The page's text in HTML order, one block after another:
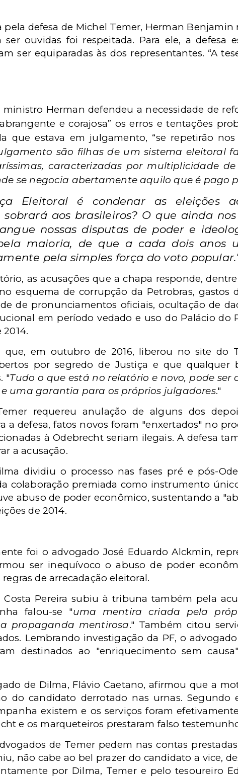
defesa de Michel Temer, Herman Benjamin
ouvidas foi respeitada. Para ele, a defesa
ser equiparadas às dos representantes. “A
Herman defendeu a necessidade de
e corajosa” os erros e tentações
que estava em julgamento, “se repetirão nos
são filhas de um sistema eleitoral
caracterizadas por multiplicidade
se negocia abertamente aquilo que é pago
Eleitoral é condenar as eleições
sobrará aos brasileiros? O que ainda
nossas disputas de poder e
maioria, de que a cada dois anos
pela simples força do voto
as acusações que a chapa responde,
esquema de corrupção da Petrobras, gastos
de pronunciamentos oficiais, ocultação de
em período vedado e uso do Palácio do
em outubro de 2016, liberou no site do
por segredo de Justiça e que qualquer
"Tudo o que está no relatório e novo, pode ser
uma garantia para os próprios julgadores."
requereu anulação de alguns dos
a defesa, fatos novos foram "enxertados" no
à Odebrecht seriam ilegais. A defesa
a acusação.
dividiu o processo nas fases pré e pós-
colaboração premiada como instrumento
abuso de poder econômico, sustentando a
de 2014.
foi o advogado José Eduardo Alckmin,
ser inequívoco o abuso de poder
de arrecadação eleitoral.
Pereira subiu à tribuna também pela
falou-se "uma mentira criada pela
propaganda mentirosa." Também citou
Lembrando investigação da PF, o
destinados ao "enriquecimento sem
de Dilma, Flávio Caetano, afirmou que a
do candidato derrotado nas urnas. Segundo
existem e os serviços foram
e os marqueteiros prestaram falso
de Temer pedem nas contas
não cabe ao bel prazer do candidato a vice,
por Dilma, Temer e pelo tesoureiro